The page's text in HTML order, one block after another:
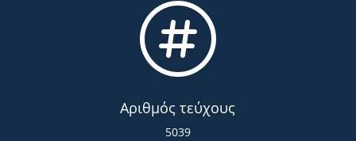

Αριθμός τεύχους
5039